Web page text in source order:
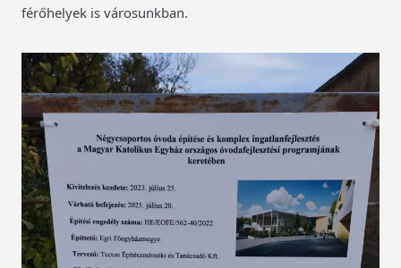
férőhelyek is városunkban.